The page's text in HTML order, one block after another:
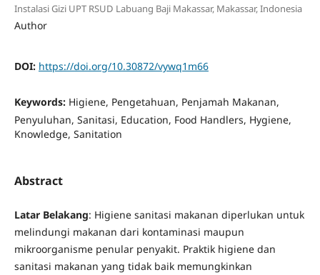
Instalasi Gizi UPT RSUD Labuang Baji Makassar, Makassar, Indonesia
Author
DOI: https://doi.org/10.30872/vywq1m66
Keywords: Higiene, Pengetahuan, Penjamah Makanan,
Penyuluhan, Sanitasi, Education, Food Handlers, Hygiene,
Knowledge, Sanitation
Abstract
Latar Belakang: Higiene sanitasi makanan diperlukan untuk
melindungi makanan dari kontaminasi maupun
mikroorganisme penular penyakit. Praktik higiene dan
sanitasi makanan yang tidak baik memungkinkan